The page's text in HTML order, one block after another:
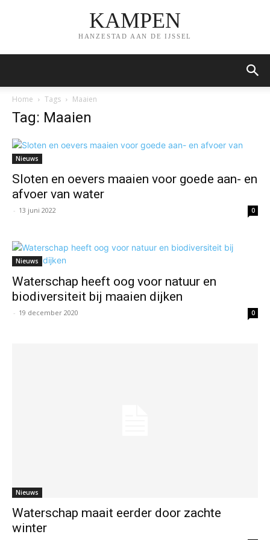
KAMPEN
HANZESTAD AAN DE IJSSEL
Home Tags Maaien
Tag: Maaien
Nieuws
Sloten en oevers maaien voor goede aan- en
afvoer van water
- 13 juni 2022 0
Nieuws
Waterschap heeft oog voor natuur en
biodiversiteit bij maaien dijken
- 19 december 2020 0
Nieuws
Waterschap maait eerder door zachte
winter